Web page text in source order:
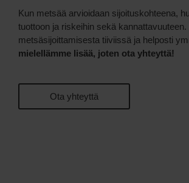
Kun metsää arvioidaan sijoituskohteena,
tuottoon ja riskeihin sekä
metsäsijoittamisesta tiiviissä ja helposti
mielellämme lisää, joten ota yhteyttä!
Ota yhteyttä